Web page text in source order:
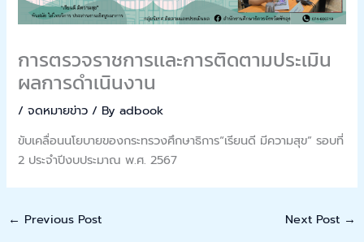
การตรวจราชการเเละการติดตามประเมิน
ผลการดำเนินงาน
/จดหมายข่าว / Byadbook
ขับเคลื่อนนโยบายของกระทรวงศึกษาธิการ“เรียนดี มีความสุข” รอบที่
2 ประจำปีงบประมาณ พ.ศ. 2567
← Previous Post Next Post →